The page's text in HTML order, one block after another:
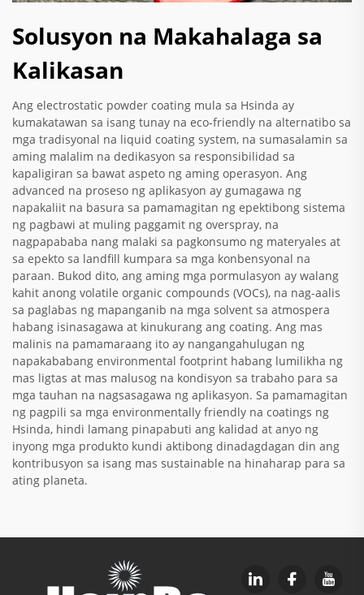
Solusyon na Makahalaga sa
Kalikasan
Ang electrostatic powder coating mula sa Hsinda ay
kumakatawan sa isang tunay na eco-friendly na alternatibo sa
mga tradisyonal na liquid coating system, na sumasalamin sa
aming malalim na dedikasyon sa responsibilidad sa
kapaligiran sa bawat aspeto ng aming operasyon. Ang
advanced na proseso ng aplikasyon ay gumagawa ng
napakaliit na basura sa pamamagitan ng epektibong sistema
ng pagbawi at muling paggamit ng overspray, na
nagpapababa nang malaki sa pagkonsumo ng materyales at
sa epekto sa landfill kumpara sa mga konbensyonal na
paraan. Bukod dito, ang aming mga pormulasyon ay walang
kahit anong volatile organic compounds (VOCs), na nag-aalis
sa paglabas ng mapanganib na mga solvent sa atmospera
habang isinasagawa at kinukurang ang coating. Ang mas
malinis na pamamaraang ito ay nangangahulugan ng
napakababang environmental footprint habang lumilikha ng
mas ligtas at mas malusog na kondisyon sa trabaho para sa
mga tauhan na nagsasagawa ng aplikasyon. Sa pamamagitan
ng pagpili sa mga environmentally friendly na coatings ng
Hsinda, hindi lamang pinapabuti ang kalidad at anyo ng
inyong mga produkto kundi aktibong dinadagdagan din ang
kontribusyon sa isang mas sustainable na hinaharap para sa
ating planeta.